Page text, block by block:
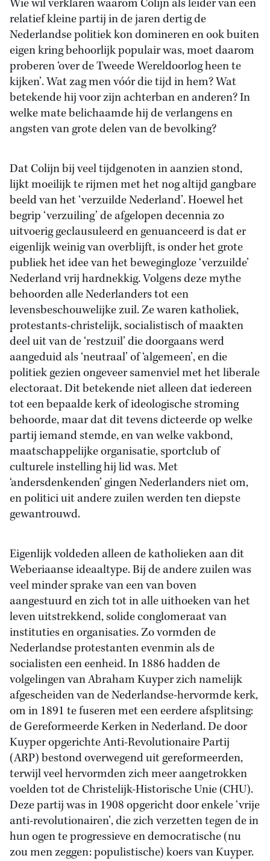
Wie wil verklaren waarom Colijn als leider van een
relatief kleine partij in de jaren dertig de
Nederlandse politiek kon domineren en ook buiten
eigen kring behoorlijk populair was, moet daarom
proberen ‘over de Tweede Wereldoorlog heen te
kijken’. Wat zag men vóór die tijd in hem? Wat
betekende hij voor zijn achterban en anderen? In
welke mate belichaamde hij de verlangens en
angsten van grote delen van de bevolking?
Dat Colijn bij veel tijdgenoten in aanzien stond,
lijkt moeilijk te rijmen met het nog altijd gangbare
beeld van het ‘verzuilde Nederland’. Hoewel het
begrip ‘verzuiling’ de afgelopen decennia zo
uitvoerig geclausuleerd en genuanceerd is dat er
eigenlijk weinig van overblijft, is onder het grote
publiek het idee van het bewegingloze ‘verzuilde’
Nederland vrij hardnekkig. Volgens deze mythe
behoorden alle Nederlanders tot een
levensbeschouwelijke zuil. Ze waren katholiek,
protestants-christelijk, socialistisch of maakten
deel uit van de ‘restzuil’ die doorgaans werd
aangeduid als ‘neutraal’ of ‘algemeen’, en die
politiek gezien ongeveer samenviel met het liberale
electoraat. Dit betekende niet alleen dat iedereen
tot een bepaalde kerk of ideologische stroming
behoorde, maar dat dit tevens dicteerde op welke
partij iemand stemde, en van welke vakbond,
maatschappelijke organisatie, sportclub of
culturele instelling hij lid was. Met
‘andersdenkenden’ gingen Nederlanders niet om,
en politici uit andere zuilen werden ten diepste
gewantrouwd.
Eigenlijk voldeden alleen de katholieken aan dit
Weberiaanse ideaaltype. Bij de andere zuilen was
veel minder sprake van een van boven
aangestuurd en zich tot in alle uithoeken van het
leven uitstrekkend, solide conglomeraat van
instituties en organisaties. Zo vormden de
Nederlandse protestanten evenmin als de
socialisten een eenheid. In 1886 hadden de
volgelingen van Abraham Kuyper zich namelijk
afgescheiden van de Nederlandse-hervormde kerk,
om in 1891 te fuseren met een eerdere afsplitsing:
de Gereformeerde Kerken in Nederland. De door
Kuyper opgerichte Anti-Revolutionaire Partij
(ARP) bestond overwegend uit gereformeerden,
terwijl veel hervormden zich meer aangetrokken
voelden tot de Christelijk-Historische Unie (CHU).
Deze partij was in 1908 opgericht door enkele ‘vrije
anti-revolutionairen’, die zich verzetten tegen de in
hun ogen te progressieve en democratische (nu
zou men zeggen: populistische) koers van Kuyper.